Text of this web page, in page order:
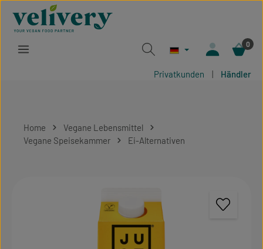
Zum Hauptinhalt springen
0
Privatkunden | Händler
Home
Vegane Lebensmittel
Vegane Speisekammer
Ei-Alternativen